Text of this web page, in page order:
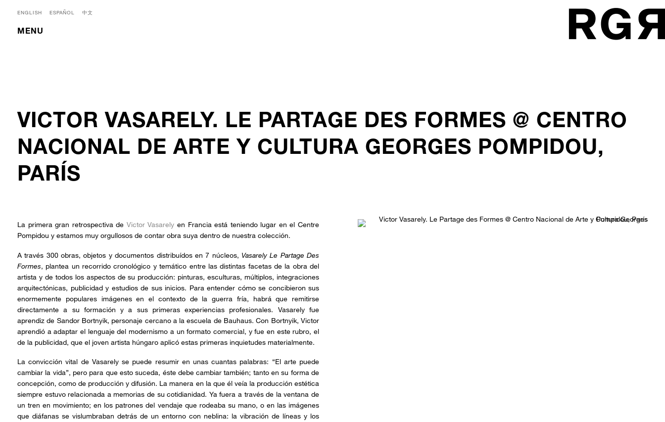
ENGLISH ESPAÑOL 中文
MENU
VICTOR VASARELY. LE PARTAGE DES FORMES @ CENTRO
NACIONAL DE ARTE Y CULTURA GEORGES POMPIDOU,
PARÍS
La primera gran retrospectiva de Victor Vasarely en Francia está teniendo lugar en el Centre
Pompidou y estamos muy orgullosos de contar obra suya dentro de nuestra colección.
A través 300 obras, objetos y documentos distribuídos en 7 núcleos, Vasarely Le Partage Des
Formes, plantea un recorrido cronológico y temático entre las distintas facetas de la obra del
artista y de todos los aspectos de su producción: pinturas, esculturas, múltiplos, integraciones
arquitectónicas, publicidad y estudios de sus inicios. Para entender cómo se concibieron sus
enormemente populares imágenes en el contexto de la guerra fría, habrá que remitirse
directamente a su formación y a sus primeras experiencias profesionales. Vasarely fue
aprendiz de Sandor Bortnyik, personaje cercano a la escuela de Bauhaus. Con Bortnyik, Victor
aprendió a adaptar el lenguaje del modernismo a un formato comercial, y fue en este rubro, el
de la publicidad, que el joven artista húngaro aplicó estas primeras inquietudes materialmente.
La convicción vital de Vasarely se puede resumir en unas cuantas palabras: “El arte puede
cambiar la vida”, pero para que esto suceda, éste debe cambiar también; tanto en su forma de
concepción, como de producción y difusión. La manera en la que él veía la producción estética
siempre estuvo relacionada a memorias de su cotidianidad. Ya fuera a través de la ventana de
un tren en movimiento; en los patrones del vendaje que rodeaba su mano, o en las imágenes
que diáfanas se vislumbraban detrás de un entorno con neblina: la vibración de líneas y los